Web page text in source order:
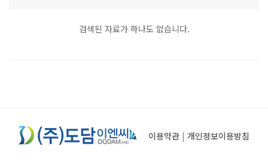
검색된 자료가 하나도 없습니다.
이용약관 | 개인정보이용방침